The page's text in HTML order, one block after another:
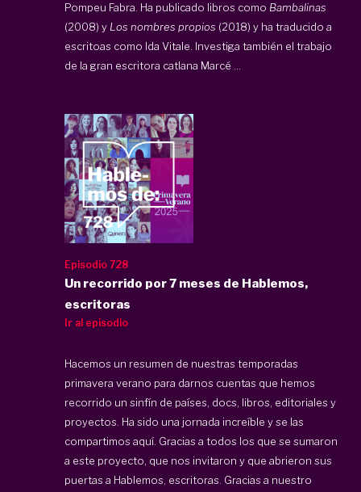
Pompeu Fabra. Ha publicado libros como Bambalinas
(2008) y Los nombres propios (2018) y ha traducido a
escritoas como Ida Vitale. Investiga también el trabajo
de la gran escritora catlana Marcé ...
Episodio 728
Un recorrido por 7 meses de Hablemos,
escritoras
Ir al episodio
Hacemos un resumen de nuestras temporadas
primavera verano para darnos cuentas que hemos
recorrido un sinfín de países, docs, libros, editoriales y
proyectos. Ha sido una jornada increíble y se las
compartimos aquí. Gracias a todos los que se sumaron
a este proyecto, que nos invitaron y que abrieron sus
puertas a Hablemos, escritoras. Gracias a nuestro